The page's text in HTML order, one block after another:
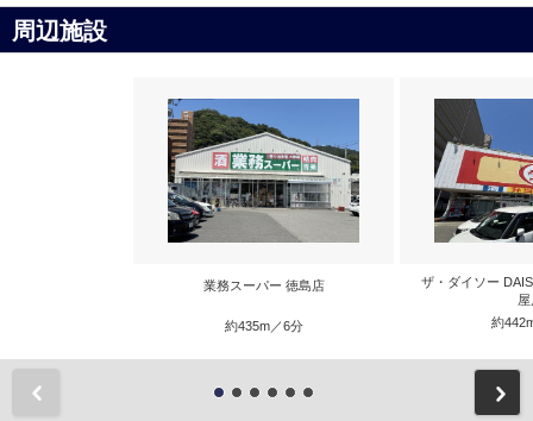
周辺施設
業務スーパー 徳島店
約435m／6分
ザ・ダイソー
屋
約